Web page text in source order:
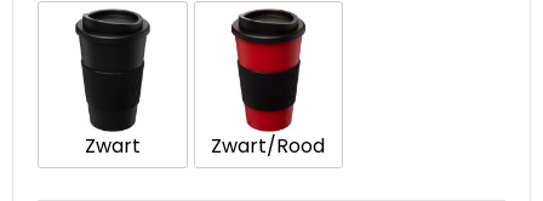
Zwart Zwart/Rood